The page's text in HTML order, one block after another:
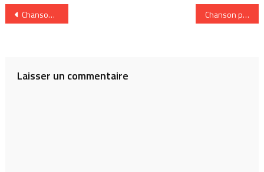
Navigation
Chanson qui m’endort: Pawa up first Chanson préférée de l’an dernier: Notre coeur d’Alex Nevsky
Laisser un commentaire